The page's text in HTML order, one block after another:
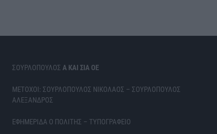
ΣΟΥΡΛΟΠΟΥΛΟΣ Α ΚΑΙ ΣΙΑ ΟΕ
ΜΕΤΟΧΟΙ: ΣΟΥΡΛΟΠΟΥΛΟΣ ΝΙΚΟΛΑΟΣ – ΣΟΥΡΛΟΠΟΥΛΟΣ
ΑΛΕΞΑΝΔΡΟΣ
ΕΦΗΜΕΡΙΔΑ Ο ΠΟΛΙΤΗΣ – ΤΥΠΟΓΡΑΦΕΙΟ